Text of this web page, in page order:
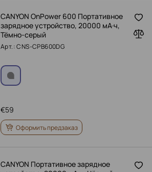
CANYON OnPower 600 Портативное
зарядное устройство, 20000 мА·ч,
Тёмно-серый
Арт.: CNS-CPB600DG
59
€
Оформить предзаказ
CANYON Портативное зарядное